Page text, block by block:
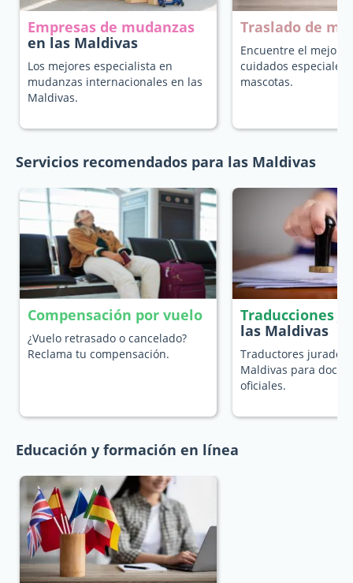
Empresas de mudanzas
en las Maldivas
Los mejores especialista en
mudanzas internacionales en las
Maldivas.
Traslado de
Encuentre el mejor
cuidados especiales
mascotas.
Servicios recomendados para las Maldivas
Compensación por vuelo
¿Vuelo retrasado o cancelado?
Reclama tu compensación.
Traducciones
las Maldivas
Traductores jurados
Maldivas para
oficiales.
Educación y formación en línea